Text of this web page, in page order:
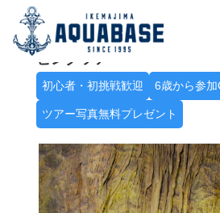
冒険心をくすぐる神秘の空間へ
パンプキン鍾乳洞探検シー
ビングツアー
初心者・初挑戦歓迎 6歳から参加
ツアー写真無料プレゼント